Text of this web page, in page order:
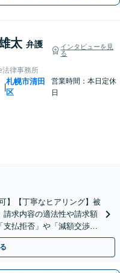
太 弁護
インタビューを見
る
法律事務所
|
札幌市清田
区
営業時間：本日定休
日
】【丁寧なヒアリング】被
請求内容の適法性や請求額
払拒否」や「減額交渉」
さい。